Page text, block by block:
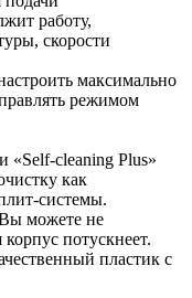
работу,
скорости
максимально
режимом
«Self-cleaning Plus»
как
системы.
можете не
потускнеет.
пластик с